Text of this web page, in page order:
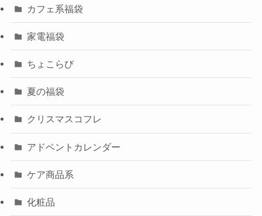
カフェ系福袋
家電福袋
ちょこらび
夏の福袋
クリスマスコフレ
アドベントカレンダー
ケア商品系
化粧品